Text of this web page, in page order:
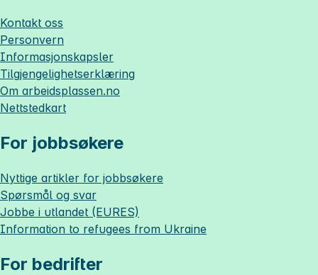
Kontakt oss
Personvern
Informasjonskapsler
Tilgjengelighetserklæring
Om arbeidsplassen.no
Nettstedkart
For jobbsøkere
Nyttige artikler for jobbsøkere
Spørsmål og svar
Jobbe i utlandet (EURES)
Information to refugees from Ukraine
For bedrifter